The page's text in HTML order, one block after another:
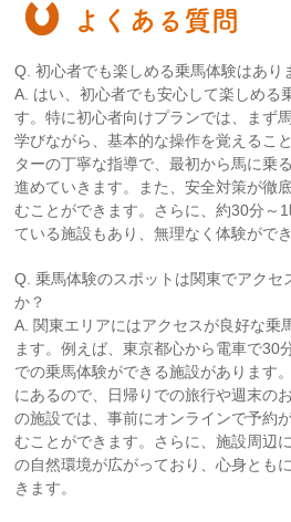
よくある質問
Q. 初心者でも楽しめる乗馬体験はあり
A. はい、初心者でも安心して楽しめる
す。特に初心者向けプランでは、まず
学びながら、基本的な操作を覚えるこ
ターの丁寧な指導で、最初から馬に乗
進めていきます。また、安全対策が徹
むことができます。さらに、約30分～
ている施設もあり、無理なく体験ができ
Q. 乗馬体験のスポットは関東でアクセ
か？
A. 関東エリアにはアクセスが良好な乗
ます。例えば、東京都心から電車で30
での乗馬体験ができる施設があります
にあるので、日帰りでの旅行や週末の
の施設では、事前にオンラインで予約
むことができます。さらに、施設周辺
の自然環境が広がっており、心身とも
きます。